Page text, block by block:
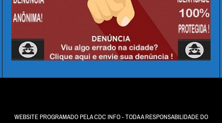
WEBSITE PROGRAMADO PELA CDC INFO - TODA A RESPONSABILIDADE DO